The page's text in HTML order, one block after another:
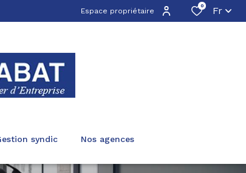
Espace propriétaire
0 Fr
gestion syndic nos agences